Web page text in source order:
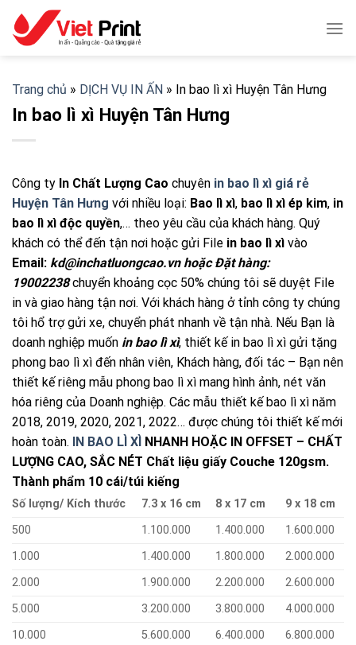
content
Trang chủ » DỊCH VỤ IN ẤN » In bao lì xì Huyện Tân Hưng
In bao lì xì Huyện Tân Hưng
Công ty In Chất Lượng Cao chuyên in bao lì xì giá rẻ
Huyện Tân Hưng với nhiều loại: Bao lì xì, bao lì xì ép kim, in
bao lì xì độc quyền,… theo yêu cầu của khách hàng. Quý
khách có thể đến tận nơi hoặc gửi File in bao lì xì vào
Email: kd@inchatluongcao.vn hoặc Đặt hàng:
19002238chuyển khoảng cọc 50% chúng tôi sẽ duyệt File
in và giao hàng tận nơi. Với khách hàng ở tỉnh công ty chúng
tôi hổ trợ gửi xe, chuyển phát nhanh về tận nhà. Nếu Bạn là
doanh nghiệp muốn in bao lì xì, thiết kế in bao lì xì gửi tặng
phong bao lì xì đến nhân viên, Khách hàng, đối tác – Bạn nên
thiết kế riêng mẫu phong bao lì xì mang hình ảnh, nét văn
hóa riêng của Doanh nghiệp. Các mẫu thiết kế bao lì xì năm
2018, 2019, 2020, 2021, 2022… được chúng tôi thiết kế mới
hoàn toàn. IN BAO LÌ XÌ NHANH HOẶC IN OFFSET – CHẤT
LƯỢNG CAO, SẮC NÉT Chất liệu giấy Couche 120gsm.
Thành phẩm 10 cái/túi kiếng
Số lượng/ Kích thước 7.3 x 16 cm 8 x 17 cm
9 x 18 cm
500
1.100.000 1.400.000
1.600.000
1.000
1.400.000 1.800.000
2.000.000
2.000
1.900.000 2.200.000
2.600.000
5.000
3.200.000 3.800.000
4.000.000
10.000
5.600.000 6.400.000
6.800.000